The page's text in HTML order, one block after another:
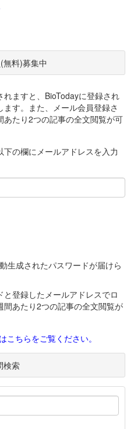
無料)募集中
ますと、BioTodayに登録され
す。また、メール会員登録さ
たり2つの記事の全文閲覧が可
の欄にメールアドレスを入力
生成されたパスワードが届けら
登録したメールアドレスでロ
あたり2つの記事の全文閲覧が
こちらをご覧ください。
検索